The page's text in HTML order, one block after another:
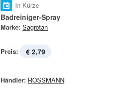
In Kürze
Badreiniger-Spray
Marke: Sagrotan
Preis: € 2,79
Händler: ROSSMANN